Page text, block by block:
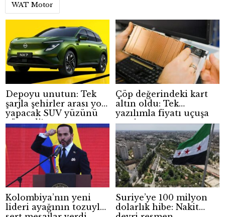
WAT Motor
Depoyu unutun: Tek
şarjla şehirler arası yol
yapacak SUV yüzünü
gösterdi!
Çöp değerindeki kart
altın oldu: Tek
yazılımla fiyatı uçuşa
geçti
Kolombiya’nın yeni
lideri ayağının tozuyla
Suriye’ye 100 milyon
dolarlık hibe: Nakit